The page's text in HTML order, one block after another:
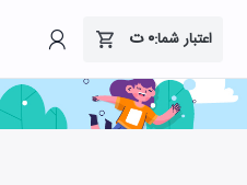
اعتبار شما:۰ت